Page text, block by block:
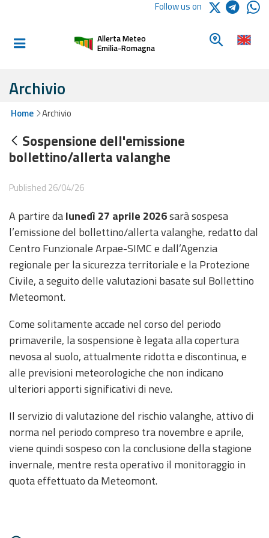
Informed and
Alerts and
Weather
Alerts and
Alerts and
Bulletins
Event
monitoring
Forecasts and
data
Weather and sea
forecasts
Observational
Weather radar
Follow us on
Allerta Meteo
Emilia-Romagna
Look for a
Archivio
Home Archivio
Sospensione dell'emissione
bollettino/allerta valanghe
Published 26/04/26
A partire dalunedì 27 aprile 2026sarà sospesa
l’emissione del bollettino/allerta valanghe, redatto dal
Centro Funzionale Arpae-SIMC e dall’Agenzia
regionale per la sicurezza territoriale e la Protezione
Civile, a seguito delle valutazioni basate sul Bollettino
Meteomont.
Come solitamente accade nel corso del periodo
primaverile, la sospensione è legata alla copertura
nevosa al suolo, attualmente ridotta e discontinua, e
alle previsioni meteorologiche che non indicano
ulteriori apporti significativi di neve.
Il servizio di valutazione del rischio valanghe, attivo di
norma nel periodo compreso tra novembre e aprile,
viene quindi sospeso con la conclusione della stagione
invernale, mentre resta operativo il monitoraggio in
quota effettuato da Meteomont.